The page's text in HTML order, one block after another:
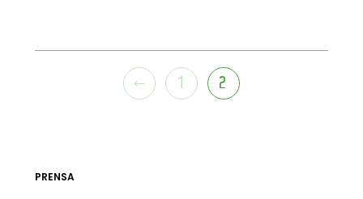
1 2
PRENSA